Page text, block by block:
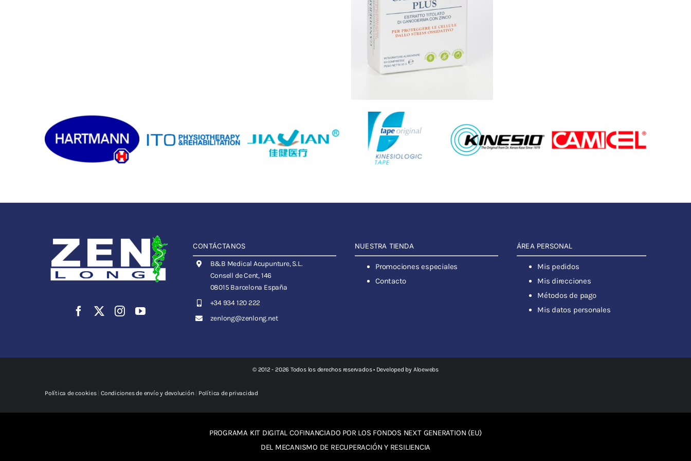
CONTÁCTANOS
B&B Medical Acupunture, S.L.
Consell de Cent, 146
08015 Barcelona España
+34 934 120 222
zenlong@zenlong.net
NUESTRA TIENDA
Promociones especiales
Contacto
ÁREA PERSONAL
Mis pedidos
Mis direcciones
Métodos de pago
Mis datos personales
© 2012 - 2026 Todos los derechos reservados • Developed by Aloewebs
Política de cookies|Condiciones de envío y devolución| Política de privacidad
PROGRAMA KIT DIGITAL COFINANCIADO POR LOS FONDOS NEXT GENERATION (EU)
DEL MECANISMO DE RECUPERACIÓN Y RESILIENCIA